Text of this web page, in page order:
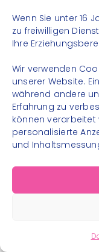
Wenn Sie unter 16
zu freiwilligen
Ihre
Wir verwenden
unserer Website.
während andere
Erfahrung zu
können verarbeitet
personalisierte
und
Kontakt
Instagram
Facebook
© 2026 –